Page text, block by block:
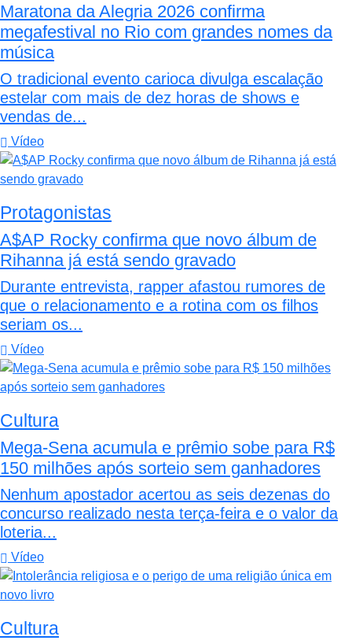
Maratona da Alegria 2026 confirma
megafestival no Rio com grandes nomes da
música
O tradicional evento carioca divulga escalação
estelar com mais de dez horas de shows e
vendas de...
Vídeo
Protagonistas
A$AP Rocky confirma que novo álbum de
Rihanna já está sendo gravado
Durante entrevista, rapper afastou rumores de
que o relacionamento e a rotina com os filhos
seriam os...
Vídeo
Cultura
Mega-Sena acumula e prêmio sobe para R$
150 milhões após sorteio sem ganhadores
Nenhum apostador acertou as seis dezenas do
concurso realizado nesta terça-feira e o valor da
loteria...
Vídeo
Cultura